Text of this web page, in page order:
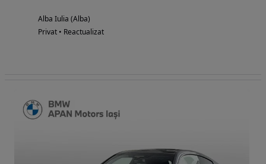
Alba Iulia (Alba)
Privat • Reactualizat